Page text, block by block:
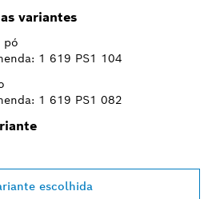
variantes
pó
1 619 PS1 104
1 619 PS1 082
escolhida